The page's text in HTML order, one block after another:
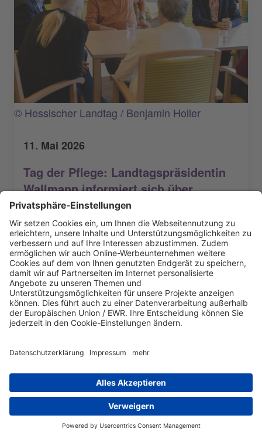
© Hessischer Landtag / Benjamin Holler
11. Mai 2026
Tag der Pflege: Landtagspräsidentin
Wallmann informiert sich über
innovative Projekte in der Pflege
Mehr lesen